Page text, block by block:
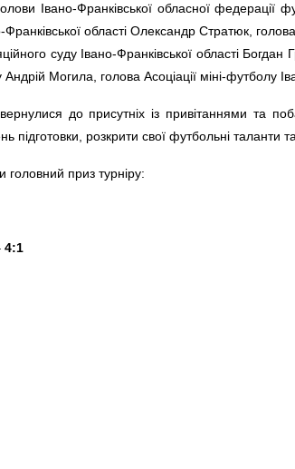
Івано-Франківської обласної
області Олександр Стратюк,
суду Івано-Франківської області
Андрій Могила, голова Асоціації міні-футболу
до присутніх із привітаннями та
підготовки, розкрити свої футбольні таланти
приз турніру:
4:1